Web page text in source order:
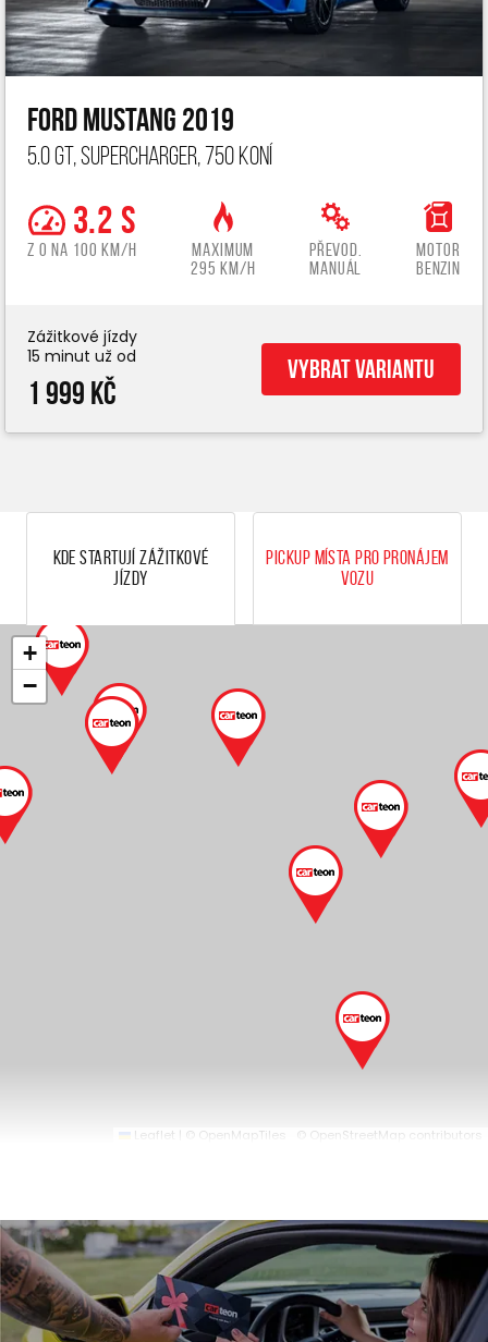
Ford Mustang 2019
5.0 GT, Supercharger, 750 koní
3.2 s
z 0 na 100 km/h
Maximum
295 km/h
Převod.
manuál
Motor
benzin
Zážitkové jízdy
15 minut už od
1 999 Kč
Vybrat variantu
Kde startují zážitkové
jízdy
Pickup místa pro pronájem
vozu
+
−
Leaflet | © OpenMapTiles © OpenStreetMap contributors